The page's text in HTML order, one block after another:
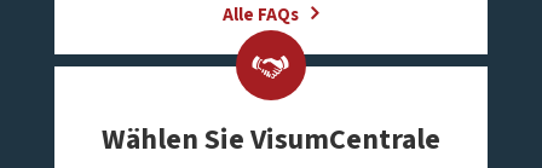
Alle FAQs
Wählen Sie VisumCentrale